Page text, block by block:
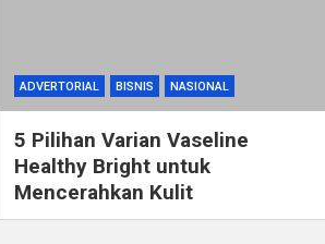
ADVERTORIAL BISNIS NASIONAL
5 Pilihan Varian Vaseline
Healthy Bright untuk
Mencerahkan Kulit